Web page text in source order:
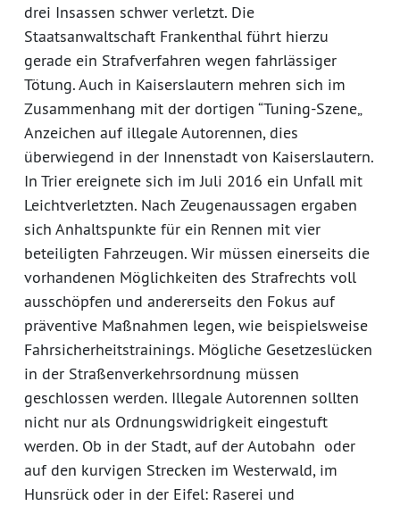
drei Insassen schwer verletzt. Die
Staatsanwaltschaft Frankenthal führt hierzu
gerade ein Strafverfahren wegen fahrlässiger
Tötung. Auch in Kaiserslautern mehren sich im
Zusammenhang mit der dortigen “Tuning-Szene„
Anzeichen auf illegale Autorennen, dies
überwiegend in der Innenstadt von Kaiserslautern.
In Trier ereignete sich im Juli 2016 ein Unfall mit
Leichtverletzten. Nach Zeugenaussagen ergaben
sich Anhaltspunkte für ein Rennen mit vier
beteiligten Fahrzeugen. Wir müssen einerseits die
vorhandenen Möglichkeiten des Strafrechts voll
ausschöpfen und andererseits den Fokus auf
präventive Maßnahmen legen, wie beispielsweise
Fahrsicherheitstrainings. Mögliche Gesetzeslücken
in der Straßenverkehrsordnung müssen
geschlossen werden. Illegale Autorennen sollten
nicht nur als Ordnungswidrigkeit eingestuft
werden. Ob in der Stadt, auf der Autobahn oder
auf den kurvigen Strecken im Westerwald, im
Hunsrück oder in der Eifel: Raserei und